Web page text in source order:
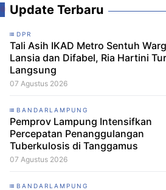
Update Terbaru
DPR
Tali Asih IKAD Metro Sentuh
Lansia dan Difabel, Ria Hartini
Langsung
07 Agustus 2026
BANDARLAMPUNG
Pemprov Lampung Intensifkan
Percepatan Penanggulangan
Tuberkulosis di Tanggamus
07 Agustus 2026
BANDARLAMPUNG